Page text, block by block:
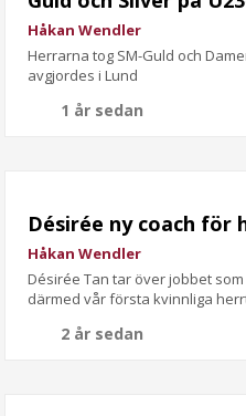
Håkan Wendler
Herrarna tog SM-Guld och
avgjordes i Lund
1 år sedan
Désirée ny coach för
Håkan Wendler
Désirée Tan tar över jobbet
därmed vår första kvinnliga
2 år sedan